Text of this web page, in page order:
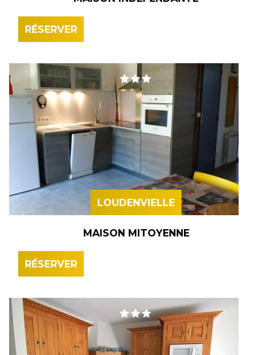
RÉSERVER
LOUDENVIELLE
MAISON MITOYENNE
RÉSERVER